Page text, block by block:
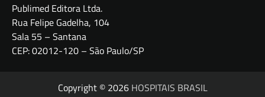
Publimed Editora Ltda.
Rua Felipe Gadelha, 104
Sala 55 – Santana
CEP: 02012-120 – São Paulo/SP
Copyright © 2026 HOSPITAIS BRASIL